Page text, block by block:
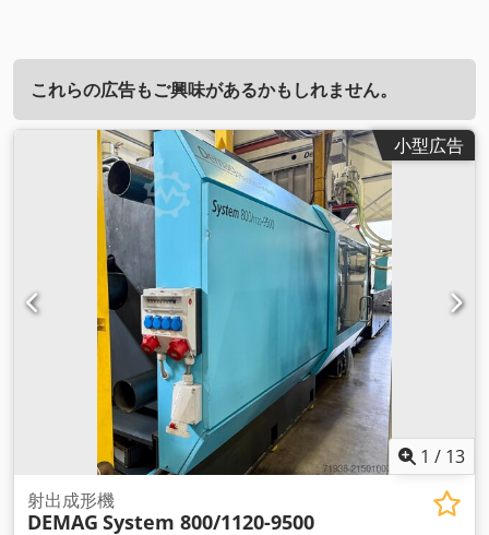
これらの広告もご興味があるかもしれません。
小型広告
1 / 13
射出成形機
DEMAG System 800/1120-9500